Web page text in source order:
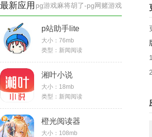
pg游戏麻将胡了-pg网赌游戏
最新应用
p站助手lite
大小：76mb
类型：新闻阅读
湘叶小说
大小：18mb
类型：新闻阅读
橙光阅读器
大小：108mb